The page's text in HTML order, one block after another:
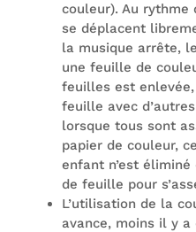
couleur). Au
se déplacent
la musique arrête,
une feuille de
feuilles est
feuille avec
lorsque tous sont
papier de couleur,
enfant n’est éliminé
de feuille pour
L’utilisation de la
avance, moins il y